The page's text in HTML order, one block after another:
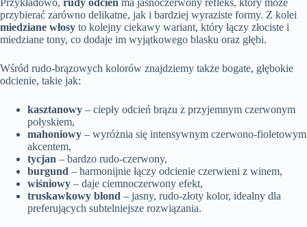
przybierać zarówno delikatne, jak i bardziej wyraziste formy. Z kolei
miedziane włosy to kolejny ciekawy wariant, który łączy złociste i
miedziane tony, co dodaje im wyjątkowego blasku oraz głębi.
Wśród rudo-brązowych kolorów znajdziemy także bogate, głębokie
odcienie, takie jak:
kasztanowy – ciepły odcień brązu z przyjemnym czerwonym
połyskiem,
mahoniowy – wyróżnia się intensywnym czerwono-fioletowym
akcentem,
tycjan – bardzo rudo-czerwony,
burgund – harmonijnie łączy odcienie czerwieni z winem,
wiśniowy – daje ciemnoczerwony efekt,
truskawkowy blond – jasny, rudo-złoty kolor, idealny dla
preferujących subtelniejsze rozwiązania.